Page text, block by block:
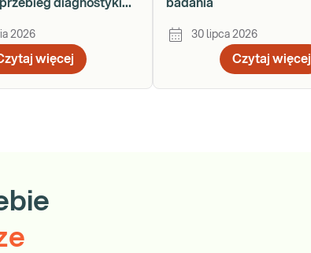
diagnostyki
2026
więcej
badania
30 lipca 2026
Czytaj więcej